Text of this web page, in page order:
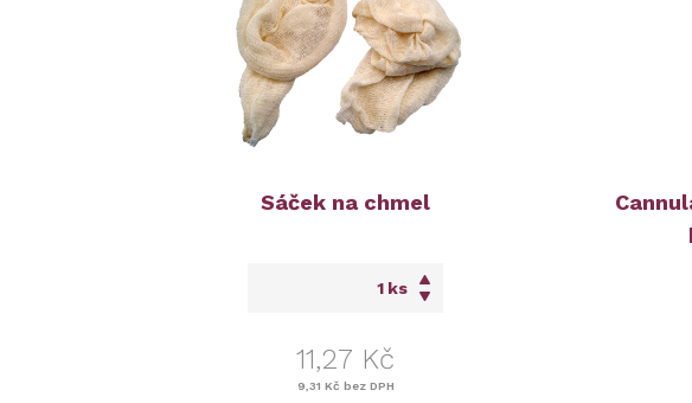
Sáček na chmel
ks
11,27 Kč
9,31 Kč bez DPH